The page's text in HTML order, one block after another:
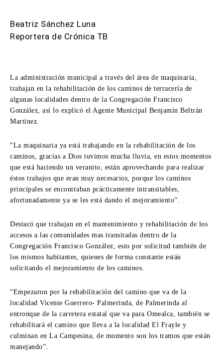
Beatriz Sánchez Luna
Reportera de Crónica TB
La administración municipal a través del área de maquinaria,
trabajan en la rehabilitación de los caminos de terracería de
algunas localidades dentro de la Congregación Francisco
González, así lo explicó el Agente Municipal Benjamín Beltrán
Martínez.
“La maquinaria ya está trabajando en la rehabilitación de los
caminos, gracias a Dios tuvimos mucha lluvia, en estos momentos
que está haciendo un veranito, están aprovechando para realizar
éstos trabajos que eran muy necesarios, porque los caminos
principales se encontraban prácticamente intransitables,
afortunadamente ya se les está dando el mejoramiento”.
Destacó que trabajan en el mantenimiento y rehabilitación de los
accesos a las comunidades mas transitadas dentro de la
Congregación Francisco González, esto por solicitud también de
los mismos habitantes, quienes de forma constante están
solicitando el mejoramiento de los caminos.
“Empezaron por la rehabilitación del camino que va de la
localidad Vicente Guerrero- Palmerinda, de Palmerinda al
entronque de la carretera estatal que va para Omealca, también se
rehabilitará el camino que lleva a la localidad El Frayle y
culminan en La Campesina, de momento son los tramos que están
manejando”.